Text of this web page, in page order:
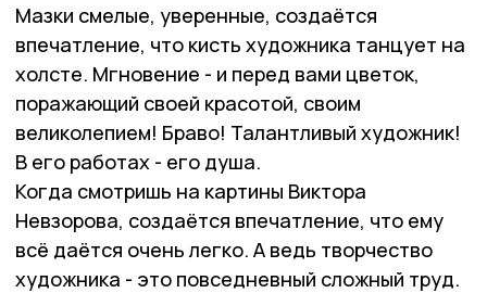
Мазки смелые, уверенные, создаётся
впечатление, что кисть художника танцует на
холсте. Мгновение - и перед вами цветок,
поражающий своей красотой, своим
великолепием! Браво! Талантливый художник!
В его работах - его душа.
Когда смотришь на картины Виктора
Невзорова, создаётся впечатление, что ему
всё даётся очень легко. А ведь творчество
художника - это повседневный сложный труд.